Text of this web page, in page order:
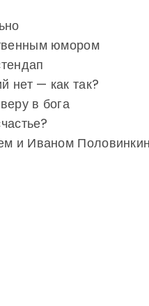
юмором
нет — как так?
в бога
и Иваном